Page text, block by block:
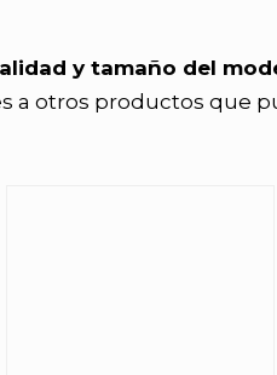
y tamaño del
a otros productos que